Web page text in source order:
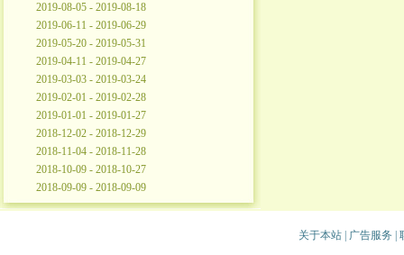
2019-08-05 - 2019-08-18
2019-06-11 - 2019-06-29
2019-05-20 - 2019-05-31
2019-04-11 - 2019-04-27
2019-03-03 - 2019-03-24
2019-02-01 - 2019-02-28
2019-01-01 - 2019-01-27
2018-12-02 - 2018-12-29
2018-11-04 - 2018-11-28
2018-10-09 - 2018-10-27
2018-09-09 - 2018-09-09
关于本站| 广告服务